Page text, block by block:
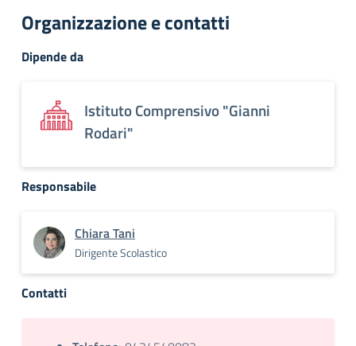
Organizzazione e contatti
Dipende da
Istituto Comprensivo "Gianni
Rodari"
Responsabile
Chiara Tani
Dirigente Scolastico
Contatti